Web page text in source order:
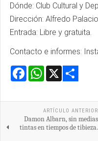
Dónde: Club Cultural y
Dirección: Alfredo
Entrada: Libre y gratuita.
Contacto e informes:
Facebook
WhatsApp
ARTÍCULO ANTERIOR
Damon Albarn, sin medias
tintas en tiempos de tibieza.